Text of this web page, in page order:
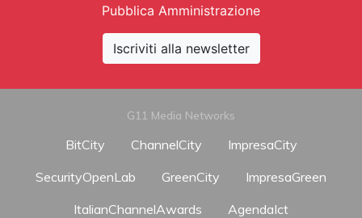
Pubblica Amministrazione
Iscriviti alla newsletter
G11 Media Networks
BitCity ChannelCity
ImpresaCity
SecurityOpenLab
GreenCity
ImpresaGreen
ItalianChannelAwards
AgendaIct